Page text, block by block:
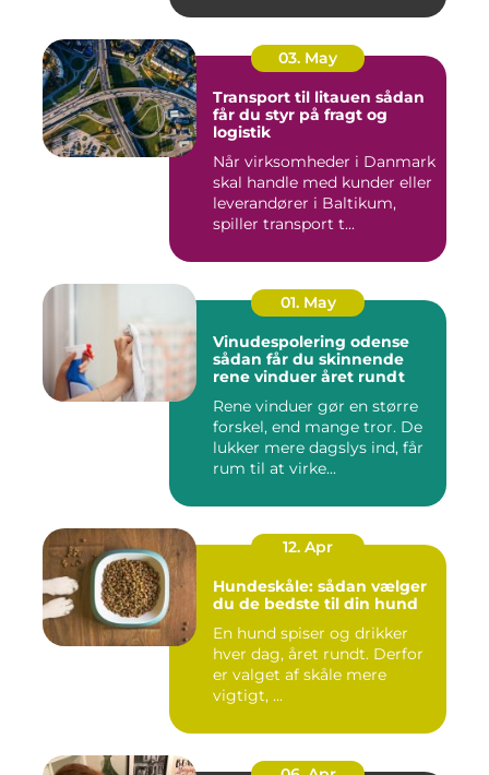
03. May
Transport til litauen sådan
får du styr på fragt og
logistik
Når virksomheder i Danmark
skal handle med kunder eller
leverandører i Baltikum,
spiller transport t...
01. May
Vinudespolering odense
sådan får du skinnende
rene vinduer året rundt
Rene vinduer gør en større
forskel, end mange tror. De
lukker mere dagslys ind, får
rum til at virke...
12. Apr
Hundeskåle: sådan vælger
du de bedste til din hund
En hund spiser og drikker
hver dag, året rundt. Derfor
er valget af skåle mere
vigtigt, ...